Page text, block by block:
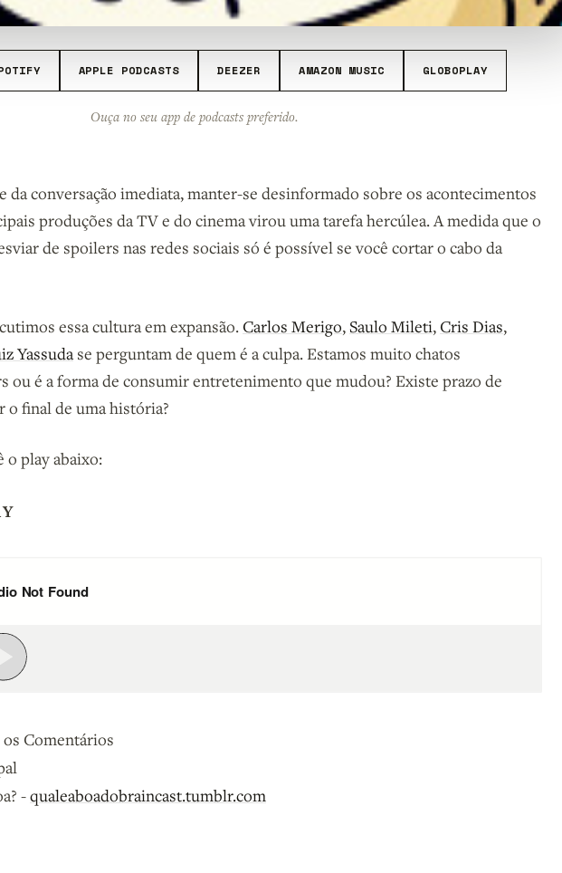
APPLE PODCASTS DEEZER AMAZON MUSIC GLOBOPLAY
Ouça no seu app de podcasts preferido.
da conversação imediata, manter-se desinformado sobre os acontecimentos
produções da TV e do cinema virou uma tarefa hercúlea. A medida que o
de spoilers nas redes sociais só é possível se você cortar o cabo da
essa cultura em expansão. Carlos Merigo,Saulo Mileti, Cris Dias,
Yassudase perguntam de quem é a culpa. Estamos muito chatos
ou é a forma de consumir entretenimento que mudou? Existe prazo de
o final de uma história?
o play abaixo:
Comentários
-qualeaboadobraincast.tumblr.com